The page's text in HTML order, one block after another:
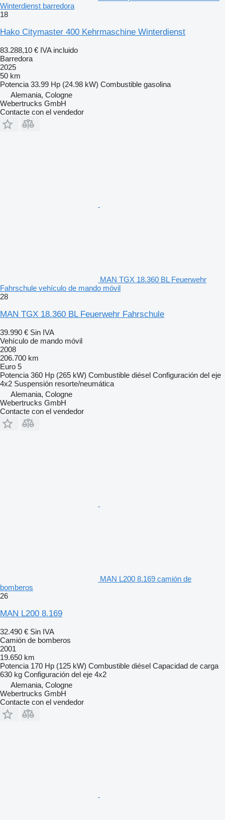
Winterdienst barredora
18
Hako Citymaster 400 Kehrmaschine Winterdienst
83.288,10 € IVA incluido
Barredora
2025
50 km
Potencia 33.99 Hp (24.98 kW) Combustible gasolina
Alemania, Cologne
Webertrucks GmbH
Contacte con el vendedor
MAN TGX 18.360 BL Feuerwehr
Fahrschule vehículo de mando móvil
28
MAN TGX 18.360 BL Feuerwehr Fahrschule
39.990 € Sin IVA
Vehículo de mando móvil
2008
206.700 km
Euro 5
Potencia 360 Hp (265 kW) Combustible diésel Configuración del eje
4x2 Suspensión resorte/neumática
Alemania, Cologne
Webertrucks GmbH
Contacte con el vendedor
MAN L200 8.169 camión de
bomberos
26
MAN L200 8.169
32.490 € Sin IVA
Camión de bomberos
2001
19.650 km
Potencia 170 Hp (125 kW) Combustible diésel Capacidad de carga
630 kg Configuración del eje 4x2
Alemania, Cologne
Webertrucks GmbH
Contacte con el vendedor